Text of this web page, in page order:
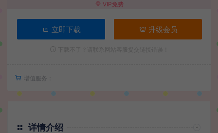
VIP免费
立即下载 升级会员
增值服务：
详情介绍